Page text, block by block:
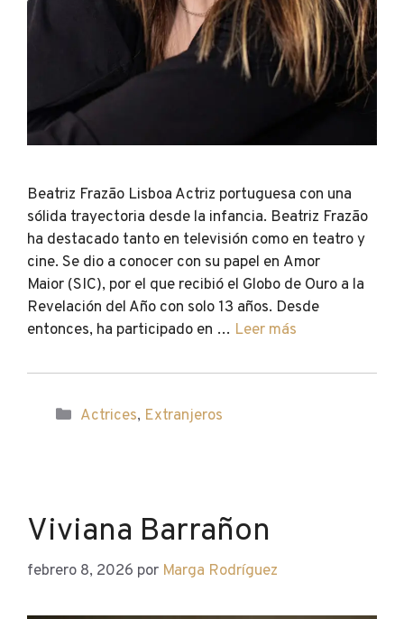
Beatriz Frazão Lisboa Actriz portuguesa con una
sólida trayectoria desde la infancia. Beatriz Frazão
ha destacado tanto en televisión como en teatro y
cine. Se dio a conocer con su papel en Amor
Maior (SIC), por el que recibió el Globo de Ouro a la
Revelación del Año con solo 13 años. Desde
entonces, ha participado en … Leer más
Categorías
Actrices, Extranjeros
Viviana Barrañon
febrero 8, 2026 por Marga Rodríguez